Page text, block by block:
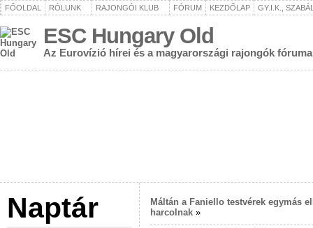
FŐOLDAL RÓLUNK RAJONGÓI KLUB FÓRUM KEZDŐLAP GY.I.K.,
ESC Hungary Old
Az Eurovízió hírei és a magyarországi rajongók fóruma
Naptár
Máltán a Faniello testvérek egymás
harcolnak »